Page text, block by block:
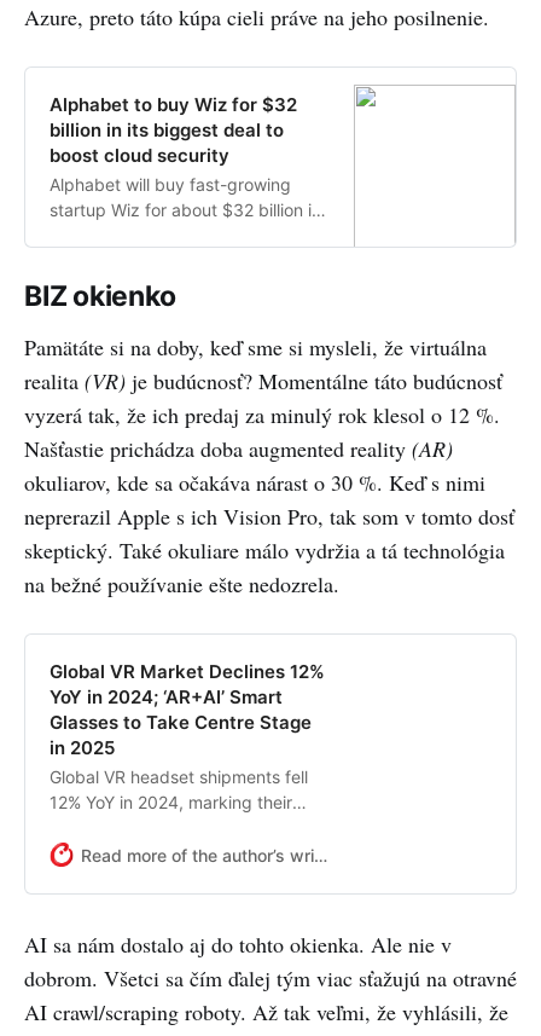
Azure, preto táto kúpa cieli práve na jeho posilnenie.
Alphabet to buy Wiz for $32
billion in its biggest deal to
boost cloud security
Alphabet will buy fast-growing
startup Wiz for about $32 billion in
down on cybersecurity to sharpen
its edge in the cloud-computing
race against Amazon.com and
Microsoft.
BIZ okienko
Pamätáte si na doby, keď sme si mysleli, že virtuálna
realita (VR) je budúcnosť? Momentálne táto budúcnosť
vyzerá tak, že ich predaj za minulý rok klesol o 12 %.
Našťastie prichádza doba augmented reality (AR)
okuliarov, kde sa očakáva nárast o 30 %. Keď s nimi
neprerazil Apple s ich Vision Pro, tak som v tomto dosť
skeptický. Také okuliare málo vydržia a tá technológia
na bežné používanie ešte nedozrela.
Global VR Market Declines 12%
YoY in 2024; ‘AR+AI’ Smart
Glasses to Take Centre Stage
in 2025
Global VR headset shipments fell
12% YoY in 2024, marking their
due to the continued weak
shipments.In Q4 2024, the
availability of the Meta Quest 3S
boosted Meta’s market share to
84%.Shipments of Apple’s Vision
Read more of the author’s writing
AI sa nám dostalo aj do tohto okienka. Ale nie v
dobrom. Všetci sa čím ďalej tým viac sťažujú na otravné
AI crawl/scraping roboty. Až tak veľmi, že vyhlásili, že